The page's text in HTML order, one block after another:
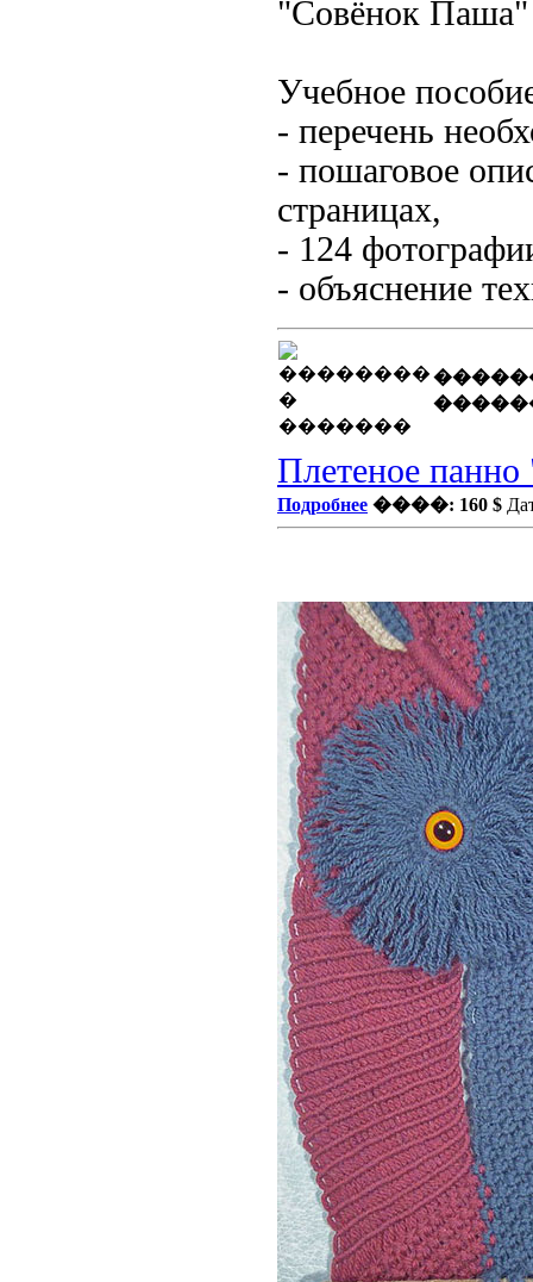
"Совёнок Паша"
Учебное
- перечень
- пошаговое
страницах,
- 124
- объяснение
Плетеное
Подробнее ����: 160 $